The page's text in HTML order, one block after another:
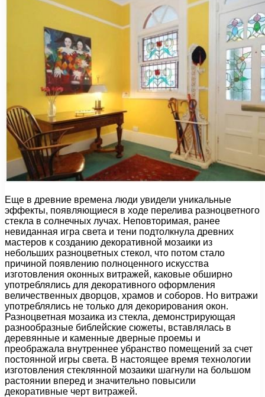
Еще в древние времена люди увидели уникальные
эффекты, появляющиеся в ходе перелива разноцветного
стекла в солнечных лучах. Неповторимая, ранее
невиданная игра света и тени подтолкнула древних
мастеров к созданию декоративной мозаики из
небольших разноцветных стекол, что потом стало
причиной появлению полноценного искусства
изготовления оконных витражей, каковые обширно
употреблялись для декоративного оформления
величественных дворцов, храмов и соборов. Но витражи
употреблялись не только для декорирования окон.
Разноцветная мозаика из стекла, демонстрирующая
разнообразные библейские сюжеты, вставлялась в
деревянные и каменные дверные проемы и
преображала внутреннее убранство помещений за счет
постоянной игры света. В настоящее время технологии
изготовления стеклянной мозаики шагнули на большом
растоянии вперед и значительно повысили
декоративные черт витражей.